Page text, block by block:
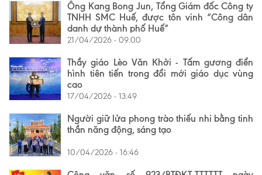
Ông Kang Bong Jun, Tổng Giám đốc Công ty
TNHH SMC Huế, được tôn vinh “Công dân
danh dự thành phố Huế”
21/04/2026 - 09:00
Thầy giáo Lèo Văn Khởi - Tấm gương điển
hình tiên tiến trong đổi mới giáo dục vùng
cao
17/04/2026 - 13:49
Người giữ lửa phong trào thiếu nhi bằng tinh
thần năng động, sáng tạo
10/04/2026 - 16:46